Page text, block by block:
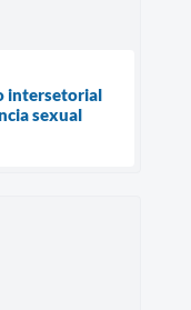
intersetorial
sexual